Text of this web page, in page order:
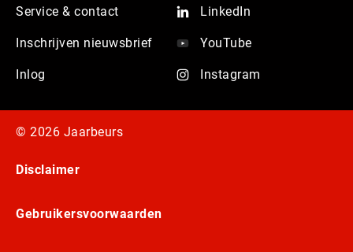
Service & contact
Inschrijven nieuwsbrief
Inlog
LinkedIn
YouTube
Instagram
© 2026 Jaarbeurs
Disclaimer
Gebruikersvoorwaarden